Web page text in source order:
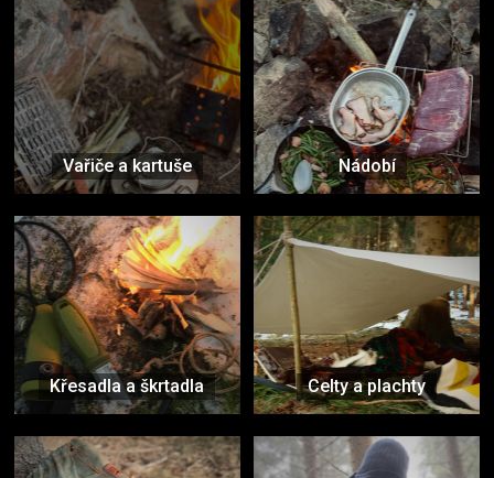
Vařiče a kartuše Nádobí
Křesadla a škrtadla Celty a plachty